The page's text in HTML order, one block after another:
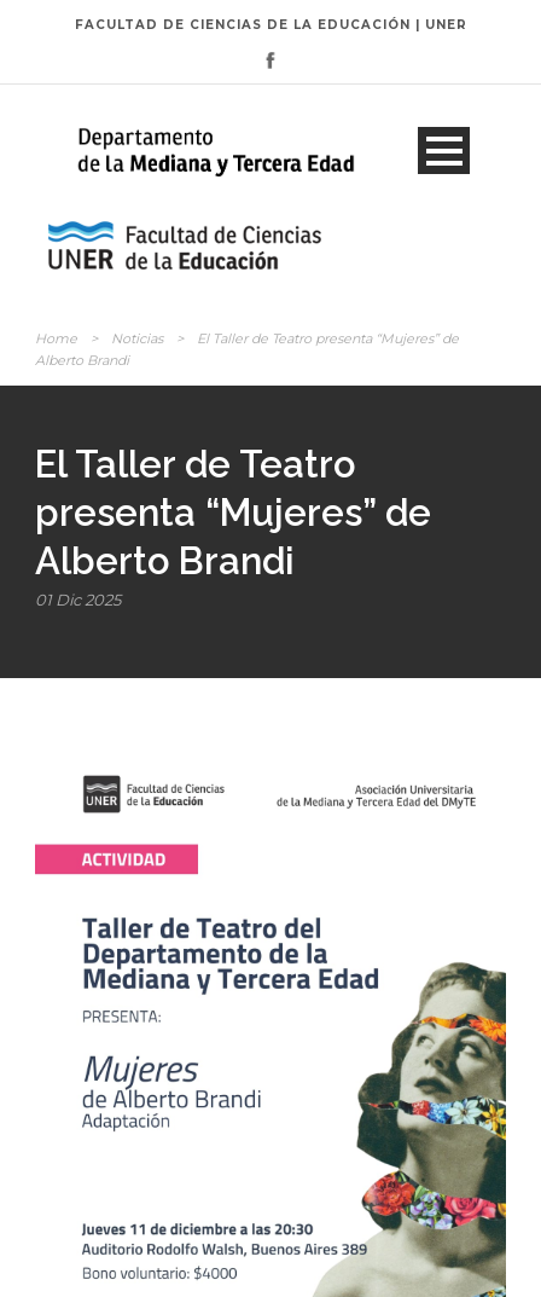
FACULTAD DE CIENCIAS DE LA EDUCACIÓN | UNER
Home > Noticias >
El Taller de Teatro presenta “Mujeres” de
Alberto Brandi
El Taller de Teatro
presenta “Mujeres” de
Alberto Brandi
01 Dic 2025